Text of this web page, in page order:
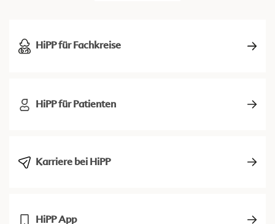
HiPP für Fachkreise
HiPP für Patienten
Karriere bei HiPP
HiPP App